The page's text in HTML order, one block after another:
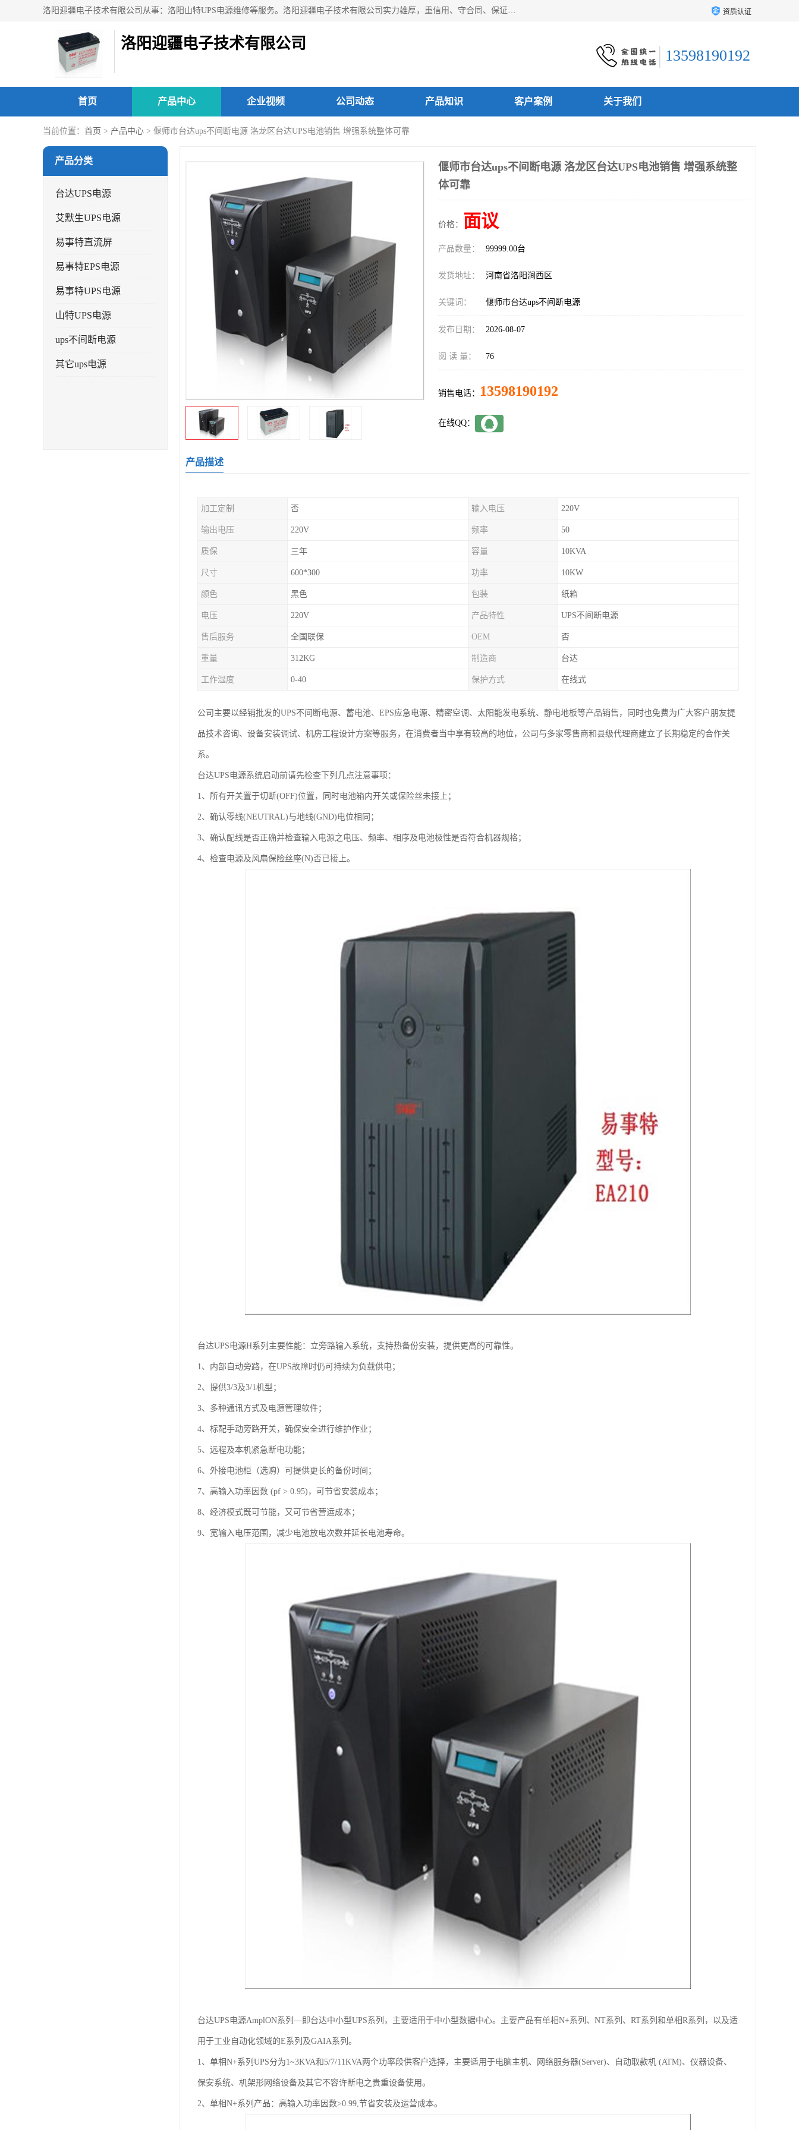
洛阳迎疆电子技术有限公司从事：洛阳山特UPS电源维修等服务。洛阳迎疆电子技术有限公司实力雄厚，重信用、守合同、保证产品质量，以多品种经营特色和薄利多销的原则，赢得了广大客户的信任。公司的宗旨——用服务求发展，用质量求生存！ 资质认证
洛阳迎疆电子技术有限公司
13598190192
首页 产品中心 企业视频 公司动态 产品知识 客户案例 关于我们
当前位置： 首页 > 产品中心 > 偃师市台达ups不间断电源 洛龙区台达UPS电池销售 增强系统整体可靠
产品分类
台达UPS电源
艾默生UPS电源
易事特直流屏
易事特EPS电源
易事特UPS电源
山特UPS电源
ups不间断电源
其它ups电源
偃师市台达ups不间断电源 洛龙区台达UPS电池销售 增强系统整
体可靠
价格： 面议
产品数量： 99999.00台
发货地址： 河南省洛阳涧西区
关键词： 偃师市台达ups不间断电源
发布日期： 2026-08-07
阅 读 量： 76
销售电话： 13598190192
在线QQ：
产品描述
加工定制 否 输入电压 220V
输出电压 220V 频率 50
质保 三年 容量 10KVA
尺寸 600*300 功率 10KW
颜色 黑色 包装 纸箱
电压 220V 产品特性 UPS不间断电源
售后服务 全国联保 OEM 否
重量 312KG 制造商 台达
工作湿度 0-40 保护方式 在线式
公司主要以经销批发的UPS不间断电源、蓄电池、EPS应急电源、精密空调、太阳能发电系统、静电地板等产品销售，同时也免费为广大客户朋友提
品技术咨询、设备安装调试、机房工程设计方案等服务，在消费者当中享有较高的地位，公司与多家零售商和县级代理商建立了长期稳定的合作关
系。
台达UPS电源系统启动前请先检查下列几点注意事项：
1、所有开关置于切断(OFF)位置，同时电池箱内开关或保险丝未接上；
2、确认零线(NEUTRAL)与地线(GND)电位相同；
3、确认配线是否正确并检查输入电源之电压、频率、相序及电池极性是否符合机器规格；
4、检查电源及风扇保险丝座(N)否已接上。
台达UPS电源H系列主要性能：立旁路输入系统，支持热备份安装，提供更高的可靠性。
1、内部自动旁路，在UPS故障时仍可持续为负载供电；
2、提供3/3及3/1机型；
3、多种通讯方式及电源管理软件；
4、标配手动旁路开关，确保安全进行维护作业；
5、远程及本机紧急断电功能；
6、外接电池柜（选购）可提供更长的备份时间；
7、高输入功率因数 (pf > 0.95)，可节省安装成本；
8、经济模式既可节能，又可节省营运成本；
9、宽输入电压范围，减少电池放电次数并延长电池寿命。
台达UPS电源AmplON系列—即台达中小型UPS系列，主要适用于中小型数据中心。主要产品有单相N+系列、NT系列、RT系列和单相R系列，以及适
用于工业自动化领域的E系列及GAIA系列。
1、单相N+系列UPS分为1~3KVA和5/7/11KVA两个功率段供客户选择，主要适用于电脑主机、网络服务器(Server)、自动取款机 (ATM)、仪器设备、
保安系统、机架形网络设备及其它不容许断电之贵重设备使用。
2、单相N+系列产品：高输入功率因数>0.99,节省安装及运营成本。